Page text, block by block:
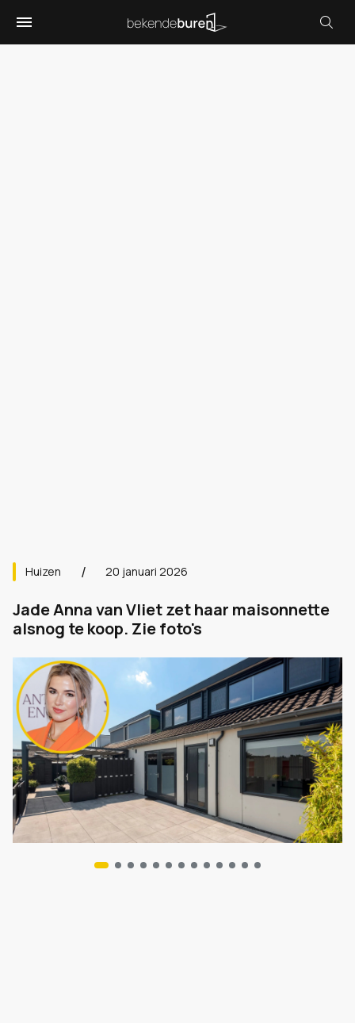
Huizen 20 januari 2026
Jade Anna van Vliet zet haar maisonnette
alsnog te koop. Zie foto's